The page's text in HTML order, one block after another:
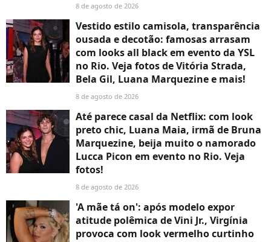
8 de agosto de 2026
Vestido estilo camisola, transparência
ousada e decotão: famosas arrasam
com looks all black em evento da YSL
no Rio. Veja fotos de Vitória Strada,
Bela Gil, Luana Marquezine e mais!
8 de agosto de 2026
Até parece casal da Netflix: com look
preto chic, Luana Maia, irmã de Bruna
Marquezine, beija muito o namorado
Lucca Picon em evento no Rio. Veja
fotos!
8 de agosto de 2026
'A mãe tá on': após modelo expor
atitude polêmica de Vini Jr., Virgínia
provoca com look vermelho curtinho